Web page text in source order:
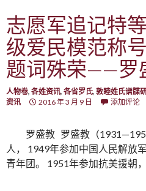
志愿军追记特
级爱民模范称
题词殊荣——罗
人物卷, 各姓资讯, 各省罗氏, 敦睦姓氏谱牒
资讯
2016 年 3 月 9 日 添加评论
罗盛教 罗盛教（
人， 1949年参加中国人民解放
青年团。 1951年参加抗美援朝